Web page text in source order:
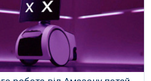
25 Грудня 2021 р.